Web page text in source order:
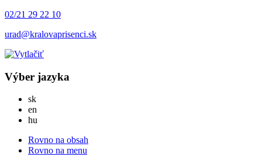
02/21 29 22 10
urad@kralovaprisenci.sk
Výber jazyka
skSlovensky
en
hu
Rovno na obsah
Rovno na menu